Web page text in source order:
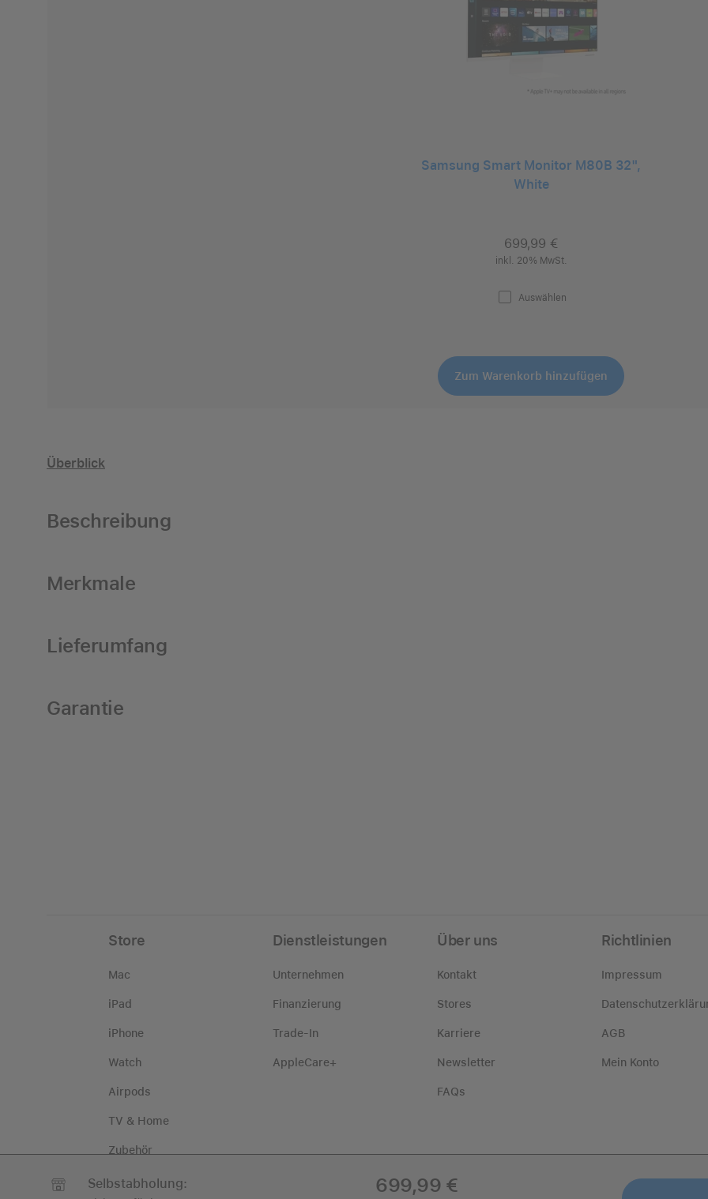
Samsung Smart Monitor M80B 32",
White
699,99 €
inkl. 20% MwSt.
Auswählen
Zum Warenkorb hinzufügen
Überblick
Beschreibung
Merkmale
Lieferumfang
Garantie
Store
Mac
iPad
iPhone
Watch
Airpods
TV & Home
Zubehör
Dienstleistungen
Unternehmen
Finanzierung
Trade-In
AppleCare+
Über uns
Kontakt
Stores
Karriere
Newsletter
FAQs
Richtlinien
Impressum
AGB
Mein Konto
Selbstabholung: 699,99 €